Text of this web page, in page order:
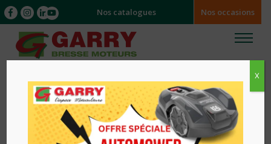
Nos catalogues Nos occasions
Accueil// AUTOPORTEE RIDER P520DX
X